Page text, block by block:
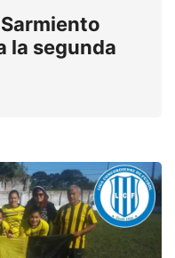
Sarmiento
la segunda